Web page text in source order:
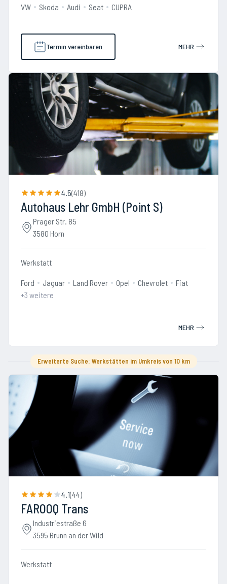
VW Skoda Audi Seat CUPRA
Termin vereinbaren MEHR
4.5(418)
Autohaus Lehr GmbH (Point S)
Prager Str. 85
3580 Horn
Werkstatt
Ford Jaguar Land Rover Opel Chevrolet
Fiat
+3 weitere
MEHR
Erweiterte Suche: Werkstätten im Umkreis von 10 km
4.1(44)
FAROOQ Trans
Industriestraße 6
3595 Brunn an der Wild
Werkstatt